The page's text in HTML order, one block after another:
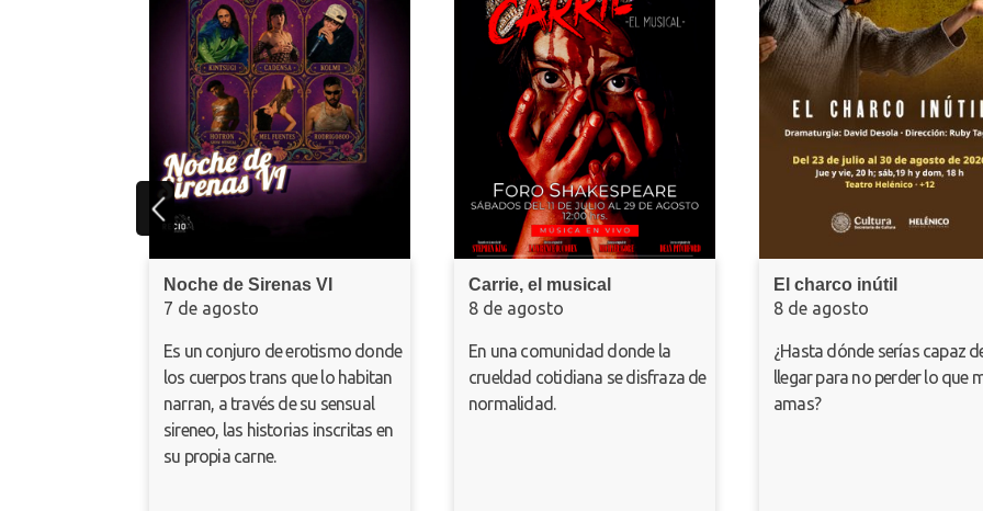
Noche de Sirenas VI
7 de agosto
Es un conjuro de erotismo donde
los cuerpos trans que lo habitan
narran, a través de su sensual
sireneo, las historias inscritas en
su propia carne.
Carrie, el musical
8 de agosto
En una comunidad donde la
crueldad cotidiana se disfraza de
normalidad.
El charco inútil
8 de agosto
¿Hasta dónde serías capaz de
llegar para no perder lo que más